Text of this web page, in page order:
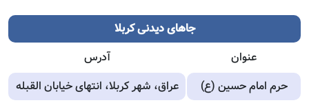
جاهای دیدنی کربلا
عنوان
آدرس
حرم امام حسین (ع)
عراق، شهر کربلا، انتهای خیابان القبله